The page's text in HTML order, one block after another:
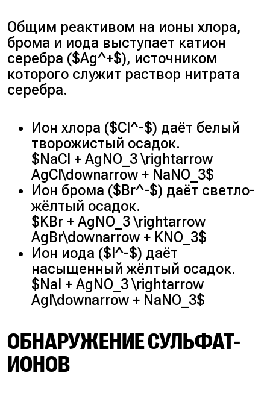
Общим реактивом на ионы хлора,
брома и иода выступает катион
серебра ($Ag^+$), источником
которого служит раствор нитрата
серебра.
Ион хлора ($Cl^-$) даёт белый
творожистый осадок.
$NaCl + AgNO_3 \rightarrow
AgCl\downarrow + NaNO_3$
Ион брома ($Br^-$) даёт светло-
жёлтый осадок.
$KBr + AgNO_3 \rightarrow
AgBr\downarrow + KNO_3$
Ион иода ($I^-$) даёт
насыщенный жёлтый осадок.
$NaI + AgNO_3 \rightarrow
AgI\downarrow + NaNO_3$
ОБНАРУЖЕНИЕ СУЛЬФАТ-
ИОНОВ